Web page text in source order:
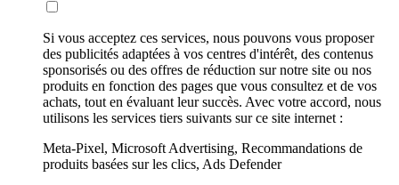
Si vous acceptez ces services, nous pouvons vous proposer
des publicités adaptées à vos centres d'intérêt, des contenus
sponsorisés ou des offres de réduction sur notre site ou nos
produits en fonction des pages que vous consultez et de vos
achats, tout en évaluant leur succès. Avec votre accord, nous
utilisons les services tiers suivants sur ce site internet :
Meta-Pixel, Microsoft Advertising, Recommandations de
produits basées sur les clics, Ads Defender